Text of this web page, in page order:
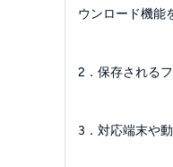
ウンロード機能
2．保存される
3．対応端末や